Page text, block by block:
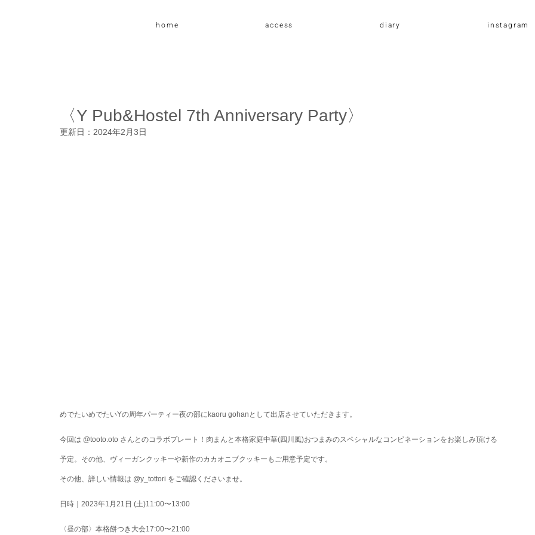
home access diary instagram
〈Y Pub&Hostel 7th Anniversary Party〉
更新日： 2024年2月3日
めでたいめでたいYの周年パーティー夜の部にkaoru gohanとして出店させていただきます。
今回は @tooto.oto さんとのコラボプレート！肉まんと本格家庭中華(四川風)おつまみのスペシャルなコンビネーションをお楽しみ頂ける
予定。⁡その他、ヴィーガンクッキーや新作のカカオニブクッキーもご用意予定です。⁡
その他、詳しい情報は @y_tottori をご確認くださいませ。⁡⁡
日時｜2023年1月21日 (土)11:00〜13:00
〈昼の部〉本格餅つき大会17:00〜21:00